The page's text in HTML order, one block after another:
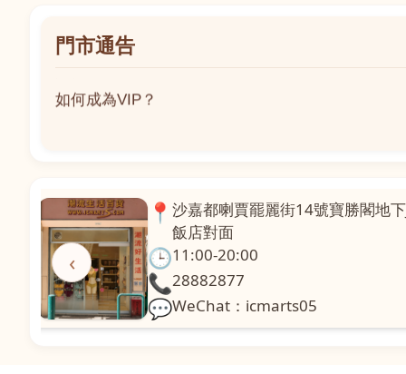
門市通告
如何成為VIP？
‹
📍澳門啤利喇街121號珍興樓L1舖
面
🕒11:00-20:00
📞28331971
💬WeChat：icmarts02